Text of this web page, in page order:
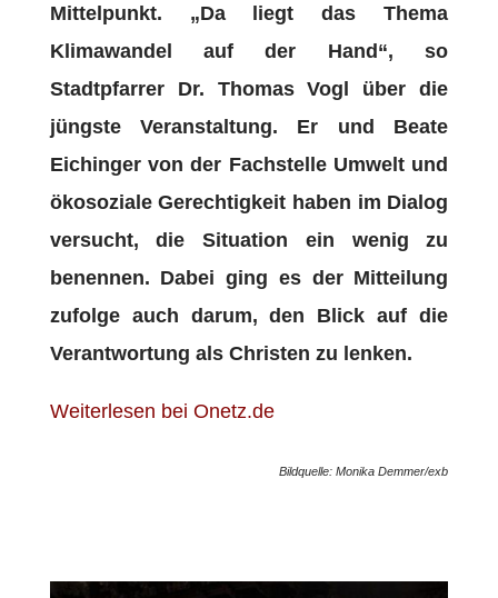
Mittelpunkt. „Da liegt das Thema
Klimawandel auf der Hand“, so
Stadtpfarrer Dr. Thomas Vogl über die
jüngste Veranstaltung. Er und Beate
Eichinger von der Fachstelle Umwelt und
ökosoziale Gerechtigkeit haben im Dialog
versucht, die Situation ein wenig zu
benennen. Dabei ging es der Mitteilung
zufolge auch darum, den Blick auf die
Verantwortung als Christen zu lenken.
Weiterlesen bei Onetz.de
Bildquelle: Monika Demmer/exb